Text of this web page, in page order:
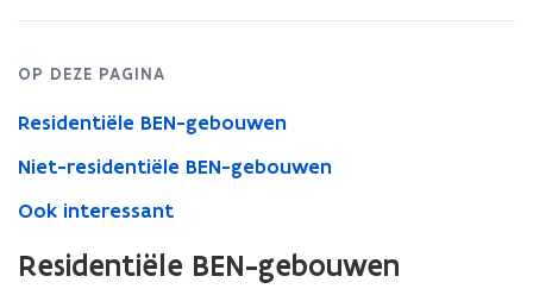
OP DEZE PAGINA
Residentiële BEN-gebouwen
Niet-residentiële BEN-gebouwen
Ook interessant
Residentiële BEN-gebouwen